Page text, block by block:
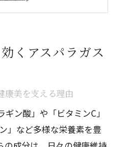
じる体調変化とその実
康と美容を両立するコ
取り入れる効果的な理
くアスパラガス
康美を支える理由
ン酸」や「ビタミンC」
」など多様な栄養素を豊